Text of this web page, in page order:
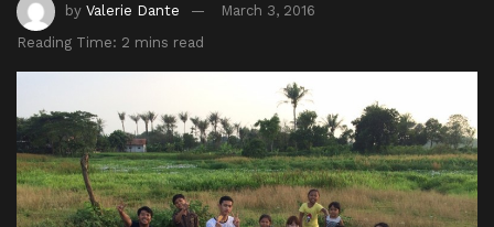
by Valerie Dante
March 3, 2016
Reading Time: 2 mins read